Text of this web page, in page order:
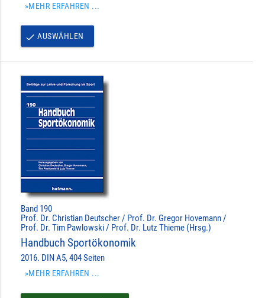
»MEHR ERFAHREN ...
done AUSWÄHLEN
Band 190
Prof. Dr. Christian Deutscher / Prof. Dr. Gregor Hovemann /
Prof. Dr. Tim Pawlowski / Prof. Dr. Lutz Thieme (Hrsg.)
Handbuch Sportökonomik
2016. DIN A5, 404 Seiten
»MEHR ERFAHREN ...